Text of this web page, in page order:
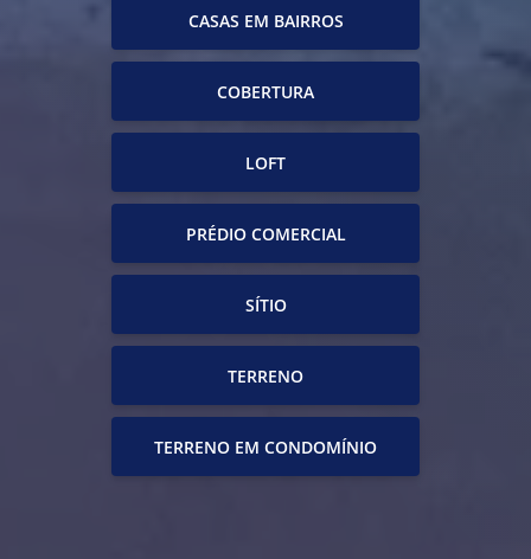
CASAS EM BAIRROS
COBERTURA
LOFT
PRÉDIO COMERCIAL
SÍTIO
TERRENO
TERRENO EM CONDOMÍNIO